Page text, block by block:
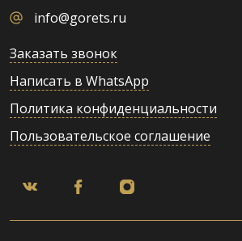
info@gorets.ru
Заказать звонок
Написать в WhatsApp
Политика конфиденциальности
Пользовательское соглашение